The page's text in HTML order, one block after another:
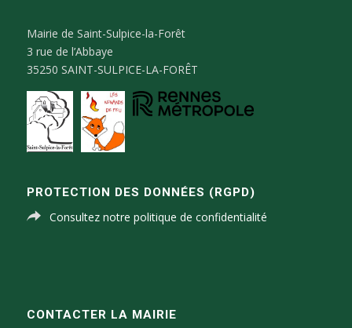
Mairie de Saint-Sulpice-la-Forêt
3 rue de l’Abbaye
35250 SAINT-SULPICE-LA-FORÊT
PROTECTION DES DONNÉES (RGPD)
Consultez notre politique de confidentialité
CONTACTER LA MAIRIE